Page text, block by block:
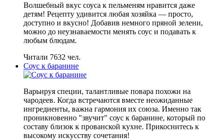
Волшебный вкус соуса к пельменям нравится даже
детям! Рецепту удивится любая хозяйка — просто,
доступно и вкусно! Добавив немного пряной зелени,
можно до неузнаваемости менять соус и подавать к
любым блюдам.
Читали 7632 чел.
Соус к баранине
Варьируя специи, талантливые повара похожи на
чародеев. Когда встречаются вместе неожиданные
ингредиенты, важна гармония их союза. Именно так
проникновенно "звучит" соус к баранине, который по
составу близок к прованской кухне. Прикоснитесь к
высокому искусству сочетания!